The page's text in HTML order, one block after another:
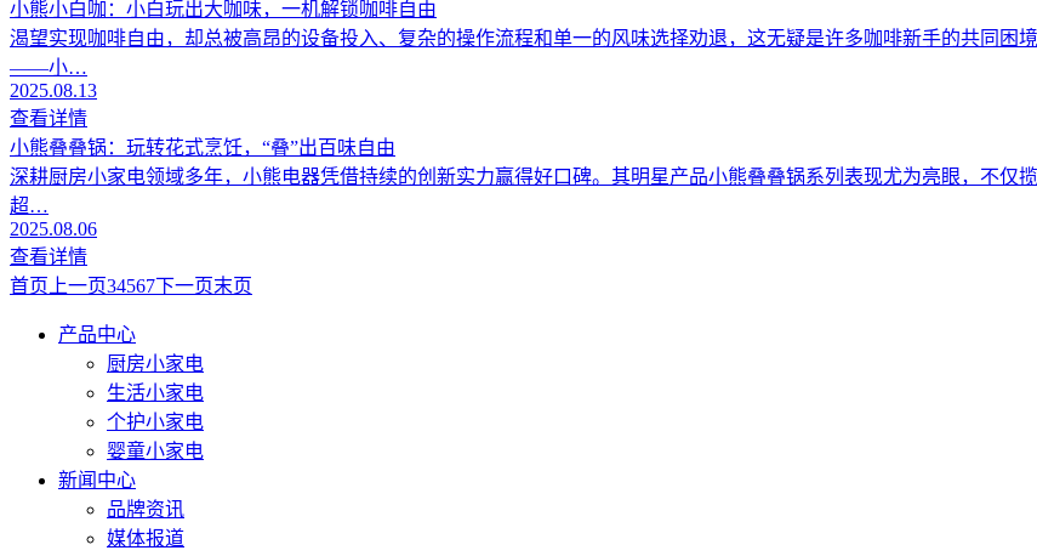
小熊小白咖：小白玩出大咖味，一机解锁咖啡自由
渴望实现咖啡自由，却总被高昂的设备投入、复杂的操作流程和单一的风味选择劝退，这无疑是许多咖啡新手的共同困
——小…
2025.08.13
查看详情
小熊叠叠锅：玩转花式烹饪，“叠”出百味自由
深耕厨房小家电领域多年，小熊电器凭借持续的创新实力赢得好口碑。其明星产品小熊叠叠锅系列表现尤为亮眼，不仅
超…
2025.08.06
查看详情
首页 上一页34567下一页末页
产品中心
厨房小家电
生活小家电
个护小家电
婴童小家电
新闻中心
品牌资讯
媒体报道